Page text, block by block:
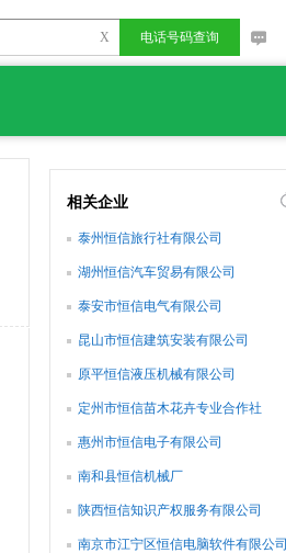
X 电话号码查询
相关企业
泰州恒信旅行社有限公司
湖州恒信汽车贸易有限公司
泰安市恒信电气有限公司
昆山市恒信建筑安装有限公司
原平恒信液压机械有限公司
定州市恒信苗木花卉专业合作社
惠州市恒信电子有限公司
南和县恒信机械厂
陕西恒信知识产权服务有限公司
南京市江宁区恒信电脑软件有限公司